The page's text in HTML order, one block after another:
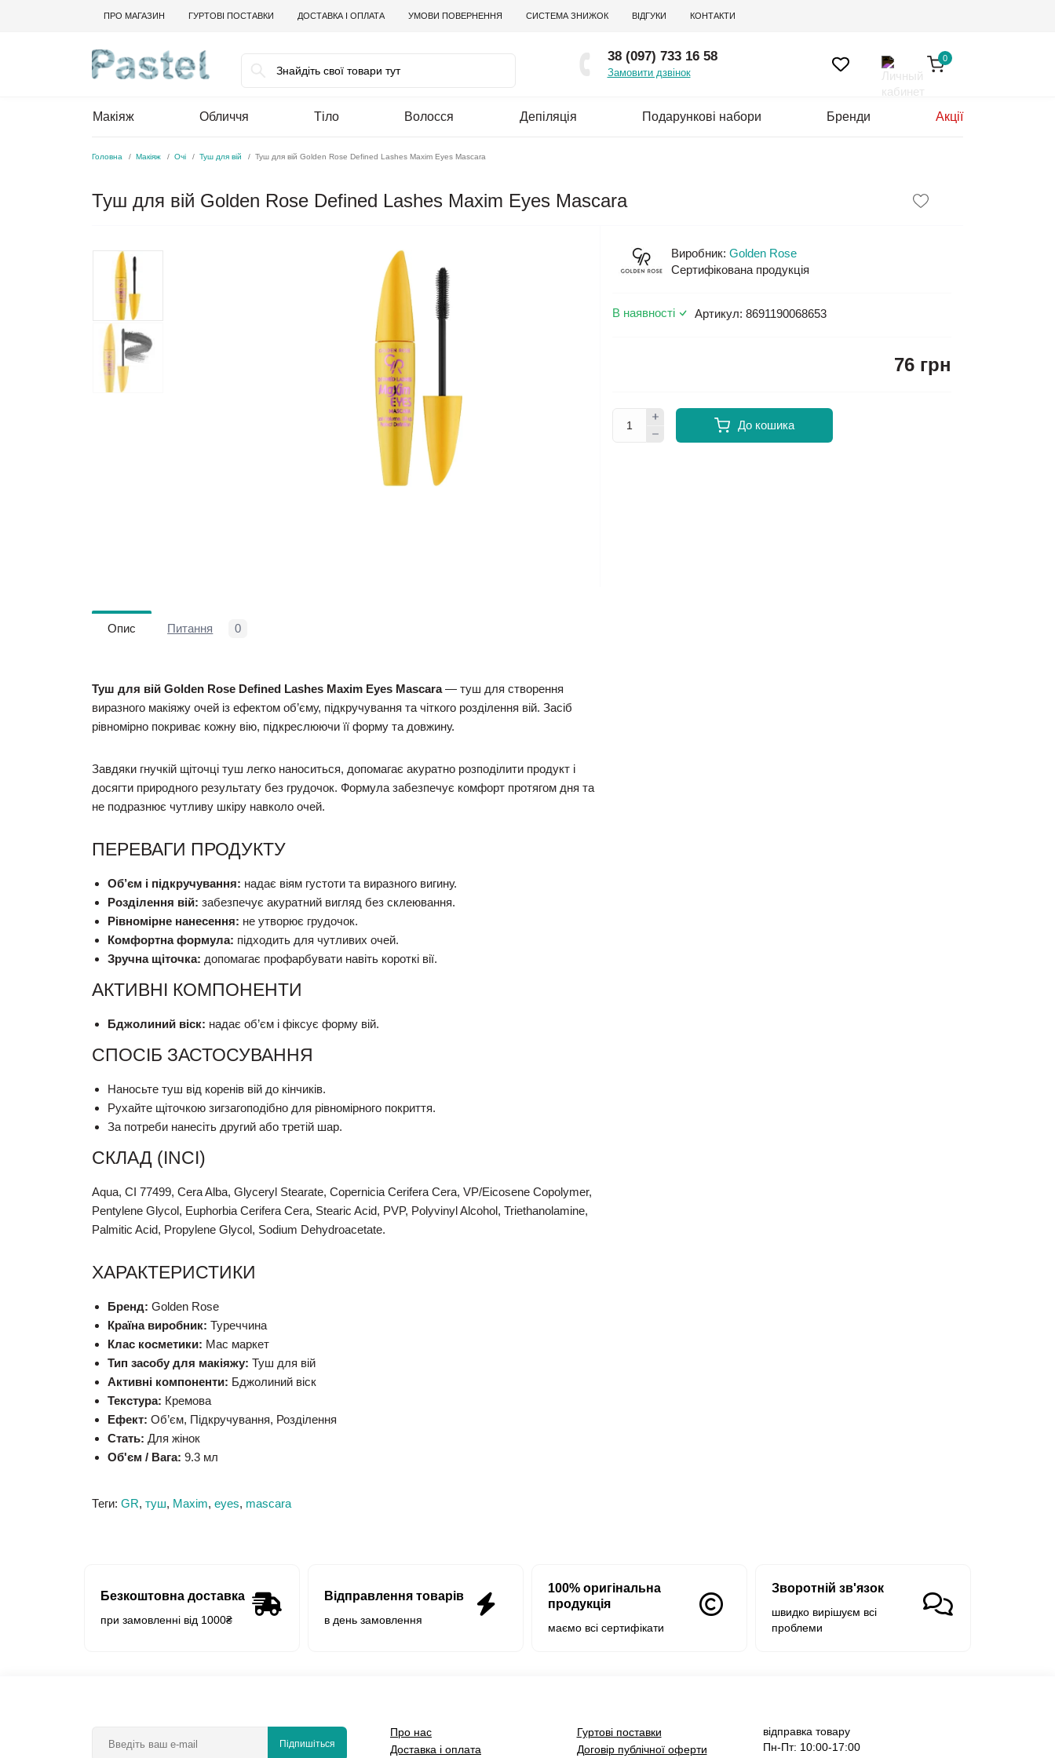
ПРО МАГАЗИН ГУРТОВІ ПОСТАВКИ ДОСТАВКА І ОПЛАТА УМОВИ ПОВЕРНЕННЯ СИСТЕМА ЗНИЖОК ВІДГУКИ КОНТАКТИ
38 (097) 733 16 58
Замовити дзвінок
0
Макіяж Обличчя Тіло Волосся Депіляція Подарункові набори Бренди Акції
Головна Макіяж Очі Туш для вій Туш для вій Golden Rose Defined Lashes Maxim Eyes Mascara
Туш для вій Golden Rose Defined Lashes Maxim Eyes Mascara
Виробник: Golden Rose
Сертифікована продукція
В наявності Артикул: 8691190068653
76 грн
До кошика
Опис Питання 0
Туш для вій Golden Rose Defined Lashes Maxim Eyes Mascara— туш для створення
виразного макіяжу очей із ефектом об’єму, підкручування та чіткого розділення вій. Засіб
рівномірно покриває кожну вію, підкреслюючи її форму та довжину.
Завдяки гнучкій щіточці туш легко наноситься, допомагає акуратно розподілити продукт і
досягти природного результату без грудочок. Формула забезпечує комфорт протягом дня та
не подразнює чутливу шкіру навколо очей.
ПЕРЕВАГИ ПРОДУКТУ
Об’єм і підкручування: надає віям густоти та виразного вигину.
Розділення вій: забезпечує акуратний вигляд без склеювання.
Рівномірне нанесення: не утворює грудочок.
Комфортна формула: підходить для чутливих очей.
Зручна щіточка: допомагає профарбувати навіть короткі вії.
АКТИВНІ КОМПОНЕНТИ
Бджолиний віск: надає об’єм і фіксує форму вій.
СПОСІБ ЗАСТОСУВАННЯ
Наносьте туш від коренів вій до кінчиків.
Рухайте щіточкою зигзагоподібно для рівномірного покриття.
За потреби нанесіть другий або третій шар.
СКЛАД (INCI)
Aqua, CI 77499, Cera Alba, Glyceryl Stearate, Copernicia Cerifera Cera, VP/Eicosene Copolymer,
Pentylene Glycol, Euphorbia Cerifera Cera, Stearic Acid, PVP, Polyvinyl Alcohol, Triethanolamine,
Palmitic Acid, Propylene Glycol, Sodium Dehydroacetate.
ХАРАКТЕРИСТИКИ
Бренд: Golden Rose
Країна виробник: Туреччина
Клас косметики: Мас маркет
Тип засобу для макіяжу: Туш для вій
Активні компоненти: Бджолиний віск
Текстура: Кремова
Ефект: Об’єм, Підкручування, Розділення
Стать: Для жінок
Об'єм / Вага: 9.3 мл
Теги: GR, туш, Maxim, eyes, mascara
Безкоштовна доставка
при замовленні від 1000₴
Відправлення товарів
в день замовлення
100% оригінальна
продукція
маємо всі сертифікати
Зворотній зв'язок
швидко вирішуєм всі
проблеми
Підпишіться
Про нас
Доставка і оплата
Гуртові поставки
Договір публічної оферти
відправка товару
Пн-Пт: 10:00-17:00